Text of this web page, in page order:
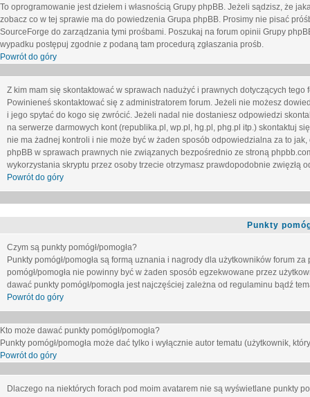
To oprogramowanie jest dziełem i własnością Grupy phpBB. Jeżeli sądzisz, że
zobacz co w tej sprawie ma do powiedzenia Grupa phpBB. Prosimy nie pisać
SourceForge do zarządzania tymi prośbami. Poszukaj na forum opinii Grupy
wypadku postępuj zgodnie z podaną tam procedurą zgłaszania prośb.
Powrót do góry
Z kim mam się skontaktować w sprawach nadużyć i prawnych dotyczących tego
Powinieneś skontaktować się z administratorem forum. Jeżeli nie możesz
i jego spytać do kogo się zwrócić. Jeżeli nadal nie dostaniesz odpowiedzi
na serwerze darmowych kont (republika.pl, wp.pl, hg.pl, phg.pl itp.) skontaktuj
nie ma żadnej kontroli i nie może być w żaden sposób odpowiedzialna za to
phpBB w sprawach prawnych nie związanych bezpośrednio ze stroną
wykorzystania skryptu przez osoby trzecie otrzymasz prawdopodobnie zwięzłą
Powrót do góry
Punkty
Czym są punkty pomógł/pomogła?
Punkty pomógł/pomogła są formą uznania i nagrody dla użytkowników forum
pomógł/pomogła nie powinny być w żaden sposób egzekwowane przez
dawać punkty pomógł/pomogła jest najczęściej zależna od regulaminu bądź
Powrót do góry
Kto może dawać punkty pomógł/pomogła?
Punkty pomógł/pomogła może dać tylko i wyłącznie autor tematu (użytkownik,
Powrót do góry
Dlaczego na niektórych forach pod moim avatarem nie są wyświetlane punkty